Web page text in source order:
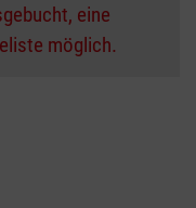
eine
möglich.